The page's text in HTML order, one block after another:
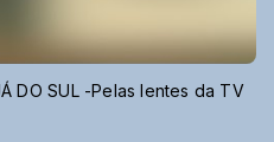
DO SUL -Pelas lentes da TV